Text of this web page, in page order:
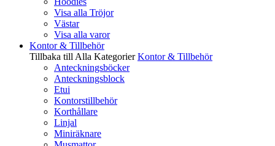
Visa alla Tröjor
Västar
Visa alla varor
Kontor & Tillbehör
Tillbaka till Alla Kategorier Kontor & Tillbehör
Anteckningsböcker
Anteckningsblock
Etui
Kontorstillbehör
Korthållare
Linjal
Miniräknare